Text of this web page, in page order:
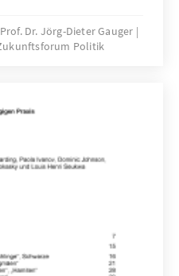
sich jedoch nicht
oder das Lösen
Dr. Jörg-Dieter Gauger
Politik